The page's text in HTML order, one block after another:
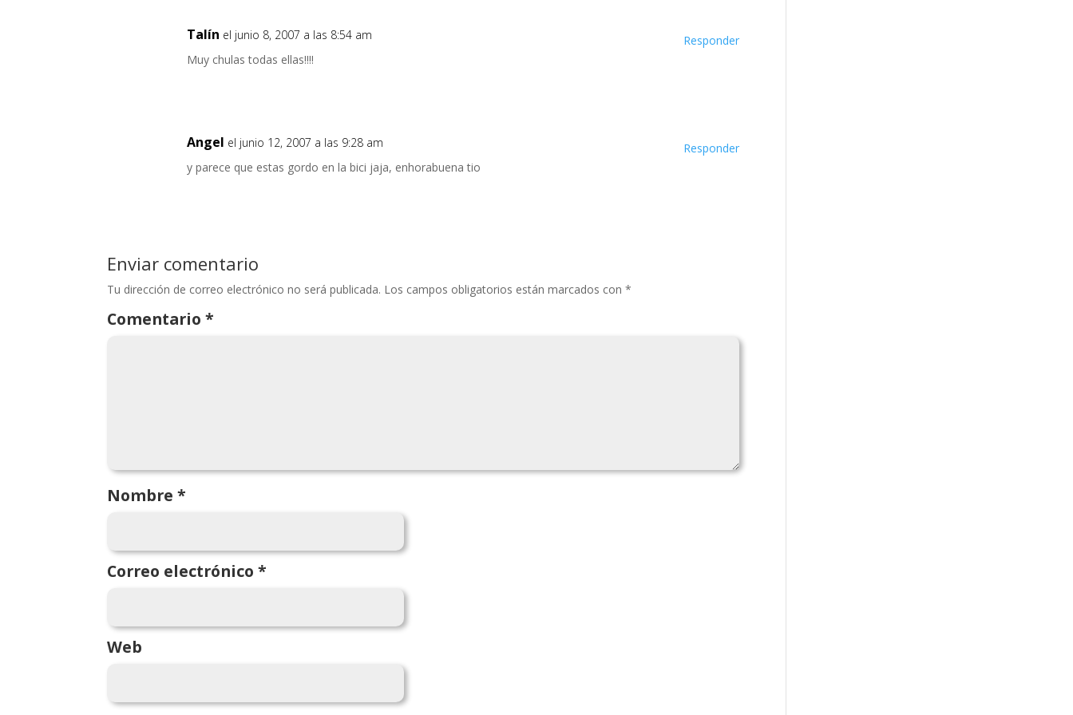
Talín el junio 8, 2007 a las 8:54 am
Muy chulas todas ellas!!!!
Responder
Angel el junio 12, 2007 a las 9:28 am
y parece que estas gordo en la bici jaja, enhorabuena tio
Responder
Enviar comentario
Tu dirección de correo electrónico no será publicada. Los campos obligatorios están marcados con*
Comentario*
Nombre*
Correo electrónico*
Web